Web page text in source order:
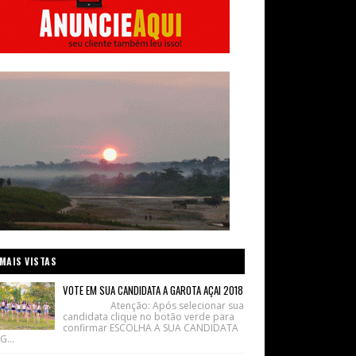
VISTAS
VOTE EM SUA CANDIDATA A GAROTA AÇAI 2018
Atenção: Após selecionar sua
candidata clique no botão verde para
confirmar ESCOLHA A SUA CANDIDATA